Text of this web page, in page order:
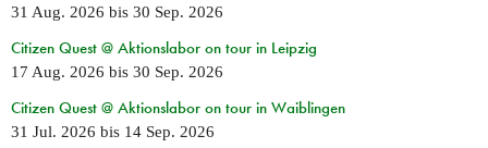
31 Aug. 2026 bis 30 Sep. 2026
Citizen Quest @ Aktionslabor on tour in Leipzig
17 Aug. 2026 bis 30 Sep. 2026
Citizen Quest @ Aktionslabor on tour in Waiblingen
31 Jul. 2026 bis 14 Sep. 2026